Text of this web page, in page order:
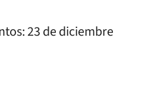
23 de diciembre